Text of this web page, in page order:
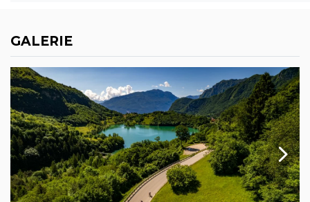
GALERIE